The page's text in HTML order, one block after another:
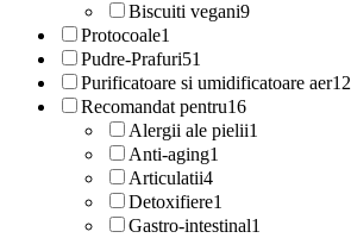
Biscuiti vegani9
Protocoale1
Pudre-Prafuri51
Purificatoare si umidificatoare aer12
Recomandat pentru16
Alergii ale pielii1
Anti-aging1
Articulatii4
Detoxifiere1
Gastro-intestinal1